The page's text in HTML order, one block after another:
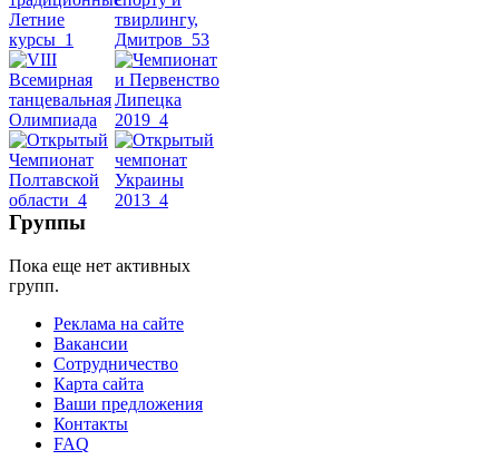
Группы
Пока еще нет активных
групп.
Реклама на сайте
Вакансии
Сотрудничество
Карта сайта
Ваши предложения
Контакты
FAQ